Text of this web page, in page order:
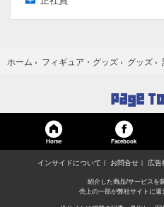
ホーム › フィギュア・グッズ › グッズ ›
Home Facebook
インサイドについて お問合せ 広告
紹介した商品/サービスを
売上の一部が弊社サイトに還